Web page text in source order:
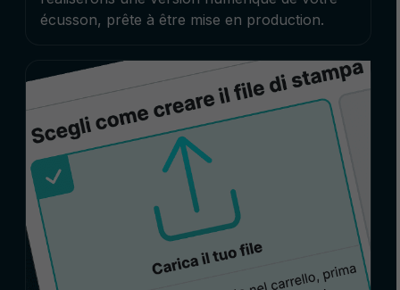
écusson, prête à être mise en production.